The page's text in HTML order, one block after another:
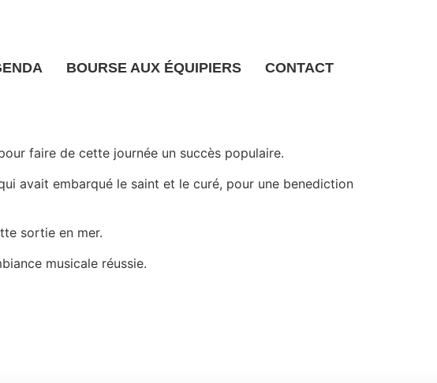
BOURSE AUX ÉQUIPIERS CONTACT
faire de cette journée un succès populaire.
avait embarqué le saint et le curé, pour une benediction
sortie en mer.
musicale réussie.